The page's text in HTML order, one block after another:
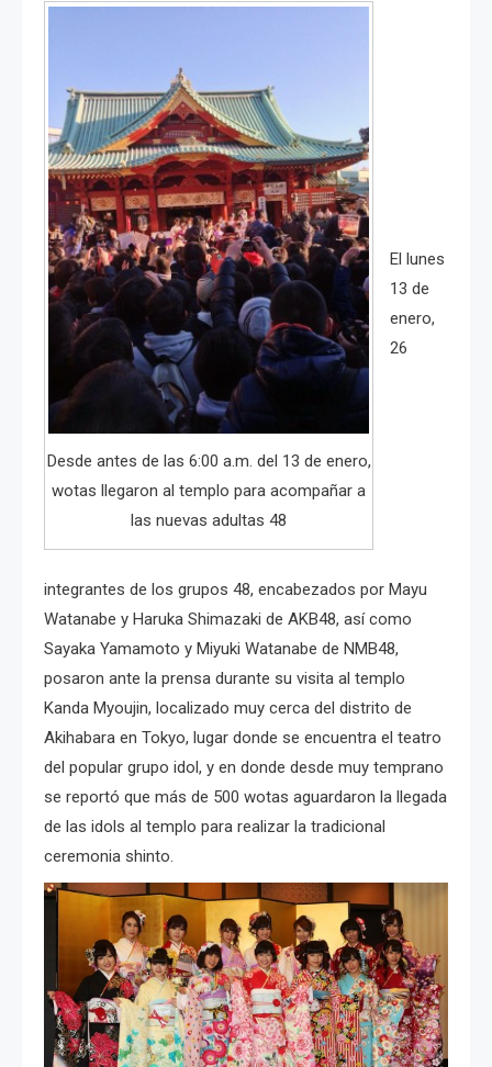
Desde antes de las 6:00 a.m. del 13 de enero,
wotas llegaron al templo para acompañar a
las nuevas adultas 48
El lunes
13 de
enero,
26
integrantes de los grupos 48, encabezados por Mayu
Watanabe y Haruka Shimazaki de AKB48, así como
Sayaka Yamamoto y Miyuki Watanabe de NMB48,
posaron ante la prensa durante su visita al templo
Kanda Myoujin, localizado muy cerca del distrito de
Akihabara en Tokyo, lugar donde se encuentra el teatro
del popular grupo idol, y en donde desde muy temprano
se reportó que más de 500 wotas aguardaron la llegada
de las idols al templo para realizar la tradicional
ceremonia shinto.